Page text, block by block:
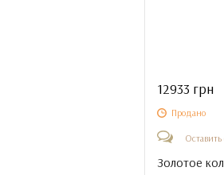
12933 грн
Продано
Оставить
Золотое